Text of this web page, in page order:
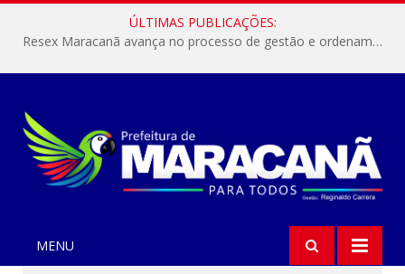
ÚLTIMAS PUBLICAÇÕES:
Resex Maracanã avança no processo de gestão e ordenamento do turismo em nossas áreas protegidas.
MENU